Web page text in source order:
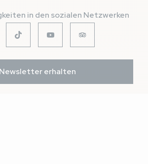
in den sozialen Netzwerken
Newsletter erhalten